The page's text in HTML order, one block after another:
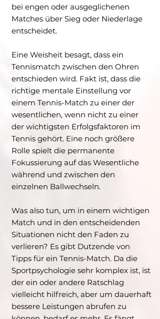
bei engen oder ausgeglichenen
Matches über Sieg oder Niederlage
entscheidet.
Eine Weisheit besagt, dass ein
Tennismatch zwischen den Ohren
entschieden wird. Fakt ist, dass die
richtige mentale Einstellung vor
einem Tennis-Match zu einer der
wesentlichen, wenn nicht zu einer
der wichtigsten Erfolgsfaktoren im
Tennis gehört. Eine noch größere
Rolle spielt die permanente
Fokussierung auf das Wesentliche
während und zwischen den
einzelnen Ballwechseln.
Was also tun, um in einem wichtigen
Match und in den entscheidenden
Situationen nicht den Faden zu
verlieren? Es gibt Dutzende von
Tipps für ein Tennis-Match. Da die
Sportpsychologie sehr komplex ist, ist
der ein oder andere Ratschlag
vielleicht hilfreich, aber um dauerhaft
bessere Leistungen abrufen zu